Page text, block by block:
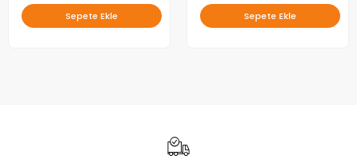
Sepete Ekle Sepete Ekle